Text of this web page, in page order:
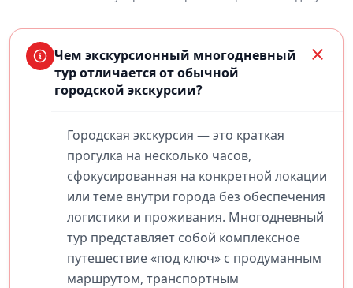
Чем экскурсионный многодневный
тур отличается от обычной
городской экскурсии?
Городская экскурсия — это краткая
прогулка на несколько часов,
сфокусированная на конкретной локации
или теме внутри города без обеспечения
логистики и проживания. Многодневный
тур представляет собой комплексное
путешествие «под ключ» с продуманным
маршрутом, транспортным